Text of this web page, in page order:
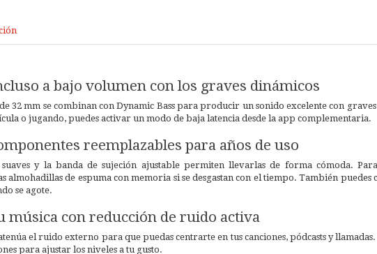
a bajo volumen con los graves dinámicos
32 mm se combinan con Dynamic Bass para producir un sonido excelente con
o jugando, puedes activar un modo de baja latencia desde la app complementaria.
reemplazables para años de uso
y la banda de sujeción ajustable permiten llevarlas de forma cómoda.
almohadillas de espuma con memoria si se desgastan con el tiempo. También
se agote.
música con reducción de ruido activa
el ruido externo para que puedas centrarte en tus canciones, pódcasts y
para ajustar los niveles a tu gusto.